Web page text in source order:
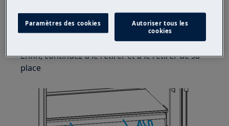
Ensuite, tirez doucement la face avant vers le
haut jusqu'à ce qu'elle se libère de ses guides
sur les côtés.
Enfin, continuez à le retirer et à le retirer de sa
place
Paramètres des cookies
Autoriser tous les
cookies